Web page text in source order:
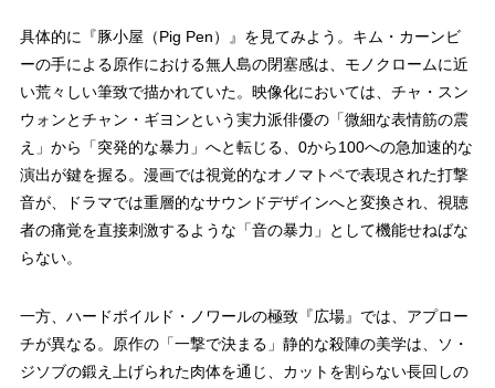
具体的に『豚小屋（Pig Pen）』を見てみよう。キム・カーンビ
ーの手による原作における無人島の閉塞感は、モノクロームに近
い荒々しい筆致で描かれていた。映像化においては、チャ・スン
ウォンとチャン・ギヨンという実力派俳優の「微細な表情筋の震
え」から「突発的な暴力」へと転じる、0から100への急加速的な
演出が鍵を握る。漫画では視覚的なオノマトペで表現された打撃
音が、ドラマでは重層的なサウンドデザインへと変換され、視聴
者の痛覚を直接刺激するような「音の暴力」として機能せねばな
らない。
一方、ハードボイルド・ノワールの極致『広場』では、アプロー
チが異なる。原作の「一撃で決まる」静的な殺陣の美学は、ソ・
ジソブの鍛え上げられた肉体を通じ、カットを割らない長回しの